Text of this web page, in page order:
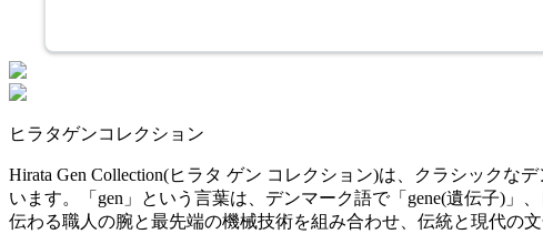
アイネクス
ヒラタゲンコレクション
Hirata Gen Collection(ヒラタ ゲン コレクション)は、クラシック
います。「gen」という言葉は、デンマーク語で「gene(遺伝子)
伝わる職人の腕と最先端の機械技術を組み合わせ、伝統と現代の